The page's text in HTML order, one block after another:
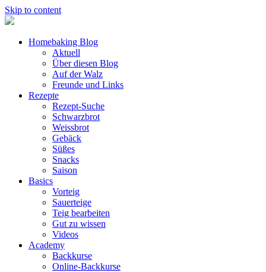
Skip to content
Homebaking Blog
Aktuell
Über diesen Blog
Auf der Walz
Freunde und Links
Rezepte
Rezept-Suche
Schwarzbrot
Weissbrot
Gebäck
Süßes
Snacks
Saison
Basics
Vorteig
Sauerteige
Teig bearbeiten
Gut zu wissen
Videos
Academy
Backkurse
Online-Backkurse